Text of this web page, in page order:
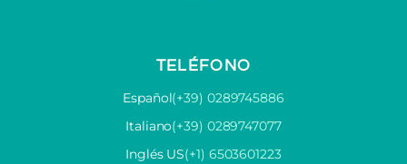
TELÉFONO
Español(+39) 0289745886
Italiano(+39) 0289747077
Inglés US(+1) 6503601223